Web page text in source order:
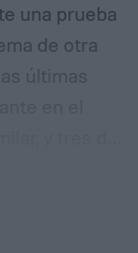
una prueba
de otra
últimas
mismo
pruebas,